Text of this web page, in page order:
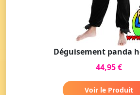
Déguisement panda
44,95 €
Voir le Produit